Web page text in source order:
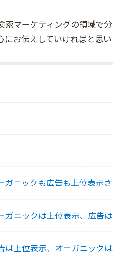
マーケティングの領域で
お伝えしていければと思い
ガニックも広告も上位表示
ガニックは上位表示、広告
は上位表示、オーガニック